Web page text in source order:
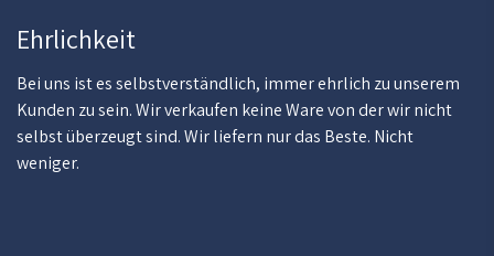
Ehrlichkeit
Bei uns ist es selbstverständlich, immer ehrlich zu unserem
Kunden zu sein. Wir verkaufen keine Ware von der wir nicht
selbst überzeugt sind. Wir liefern nur das Beste. Nicht
weniger.